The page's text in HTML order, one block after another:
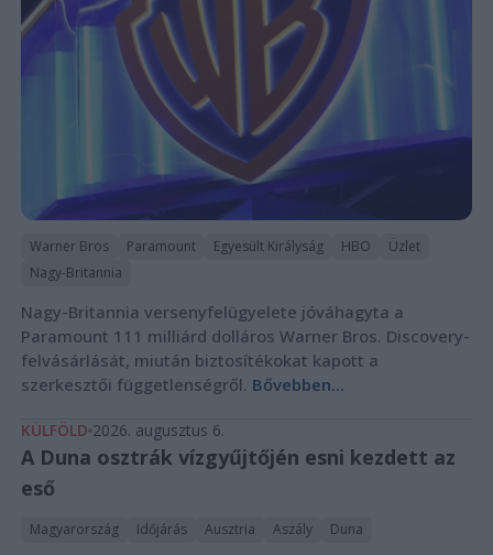
Warner Bros Paramount Egyesült Királyság HBO
Üzlet
Nagy-Britannia
Nagy-Britannia versenyfelügyelete jóváhagyta a
Paramount 111 milliárd dolláros Warner Bros. Discovery-
felvásárlását, miután biztosítékokat kapott a
szerkesztői függetlenségről. Bővebben...
KÜLFÖLD 2026. augusztus 6.
A Duna osztrák vízgyűjtőjén esni kezdett az
eső
Magyarország Időjárás Ausztria Aszály Duna